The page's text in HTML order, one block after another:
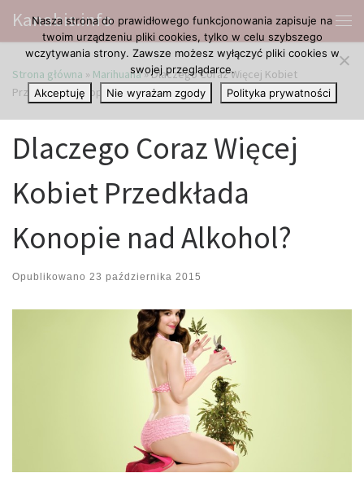
Przejdź do treści
Kanabis.info
Strona główna » Marihuana »Dlaczego Coraz Więcej Kobiet
Przedkłada Konopie nad Alkohol?
Dlaczego Coraz Więcej
Kobiet Przedkłada
Konopie nad Alkohol?
Opublikowano 23 października 2015
Nasza strona do prawidłowego funkcjonowania zapisuje na
twoim urządzeniu pliki cookies, tylko w celu szybszego
wczytywania strony. Zawsze możesz wyłączyć pliki cookies w
swojej przeglądarce.
Akceptuję
Nie wyrażam zgody Polityka prywatności